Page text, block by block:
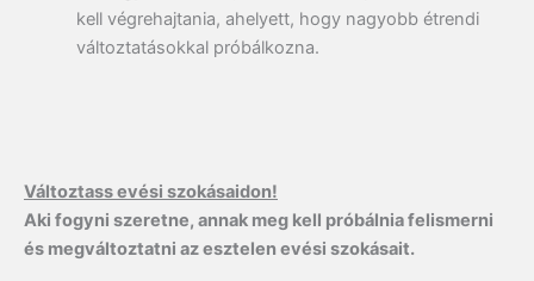
kell végrehajtania, ahelyett, hogy nagyobb étrendi
változtatásokkal próbálkozna.
Változtass evési szokásaidon!
Aki fogyni szeretne, annak meg kell próbálnia felismerni
és megváltoztatni az esztelen evési szokásait.